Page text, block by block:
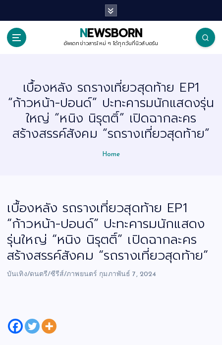
i
NEWSBORN
อัพเดทข่าวสารใหม่ ๆ ได้ทุกวันที่นิวส์บอร์น
เบื้องหลัง รถรางเที่ยวสุดท้าย EP1
“ก้าวหน้า-ปอนด์” ปะทะคารมนักแสดงรุ่น
ใหญ่ “หนิง นิรุตติ์” เปิดฉากละคร
สร้างสรรค์สังคม “รถรางเที่ยวสุดท้าย”
Home
เบื้องหลัง รถรางเที่ยวสุดท้าย EP1
“ก้าวหน้า-ปอนด์” ปะทะคารมนักแสดง
รุ่นใหญ่ “หนิง นิรุตติ์” เปิดฉากละคร
สร้างสรรค์สังคม “รถรางเที่ยวสุดท้าย”
บันเทิง/ดนตรี/ซีรีส์/ภาพยนตร์ กุมภาพันธ์ 7, 2024